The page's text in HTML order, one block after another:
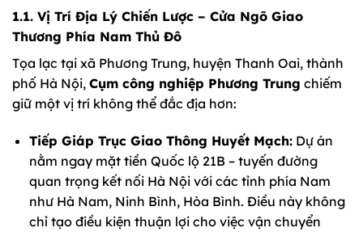
1.1. Vị Trí Địa Lý Chiến Lược – Cửa Ngõ Giao
Thương Phía Nam Thủ Đô
Tọa lạc tại xã Phương Trung, huyện Thanh Oai, thành
phố Hà Nội, Cụm công nghiệp Phương Trung chiếm
giữ một vị trí không thể đắc địa hơn:
Tiếp Giáp Trục Giao Thông Huyết Mạch:Dự án
nằm ngay mặt tiền Quốc lộ 21B – tuyến đường
quan trọng kết nối Hà Nội với các tỉnh phía Nam
như Hà Nam, Ninh Bình, Hòa Bình. Điều này không
chỉ tạo điều kiện thuận lợi cho việc vận chuyển